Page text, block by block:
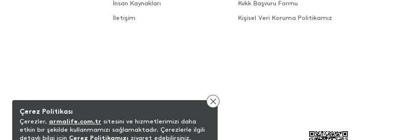
İnsan Kaynakları
İletişim
Kvkk Başvuru Formu
Kişisel Veri Koruma Politikamız
Çerez Politikası
Çerezler, armalife.com.tr sitesini ve hizmetlerimizi daha
etkin bir şekilde kullanmamızı sağlamaktadır. Çerezlerle ilgili
detaylı bilgi için Çerez Politikamızı ziyaret edebilirsiniz.